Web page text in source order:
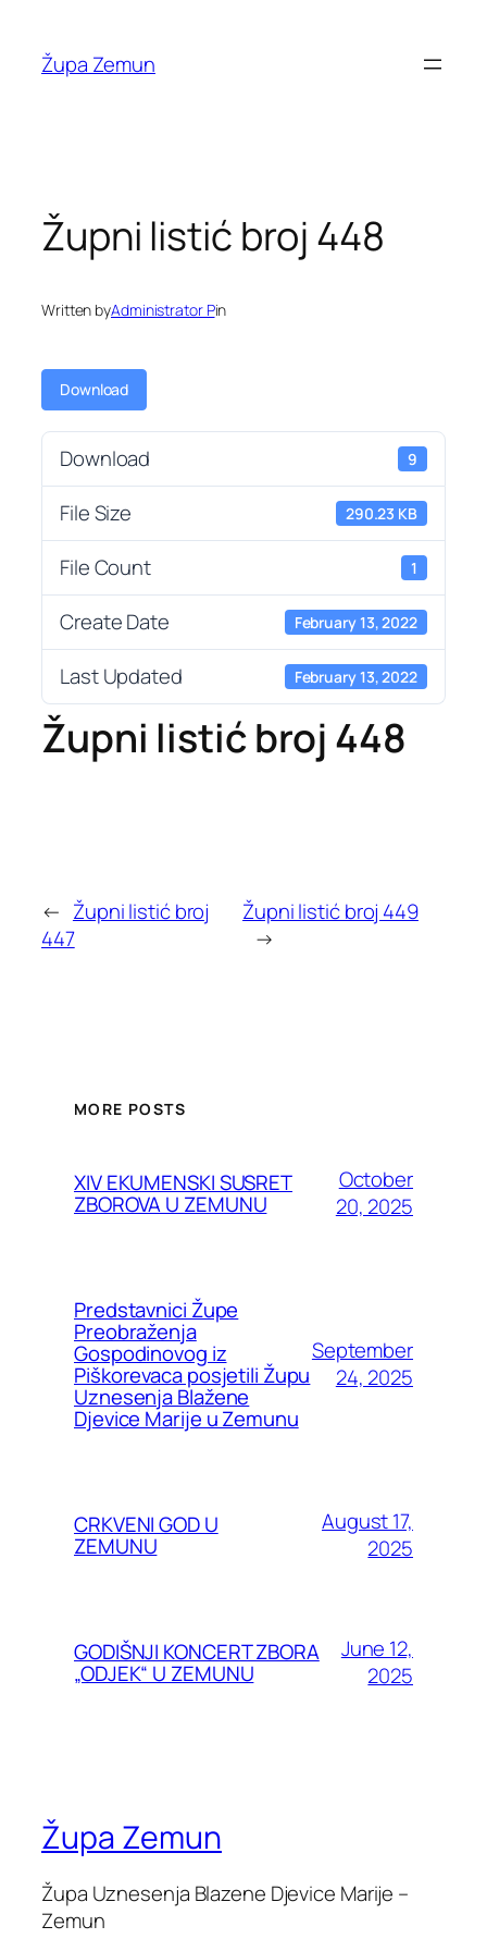
content
Župa Zemun
Župni listić broj 448
Written byAdministrator Pin
Download
Download 9
File Size 290.23 KB
File Count 1
Create Date February 13, 2022
Last Updated February 13, 2022
Župni listić broj 448
← Župni listić broj
447
Župni listić broj 449
→
MORE POSTS
XIV EKUMENSKI SUSRET
ZBOROVA U ZEMUNU
October
20, 2025
Predstavnici Župe
Preobraženja
Gospodinovog iz
Piškorevaca posjetili Župu
Uznesenja Blažene
Djevice Marije u Zemunu
September
24, 2025
CRKVENI GOD U
ZEMUNU
August 17,
2025
GODIŠNJI KONCERT ZBORA
„ODJEK“ U ZEMUNU
June 12,
2025
Župa Zemun
Župa Uznesenja Blazene Djevice Marije –
Zemun